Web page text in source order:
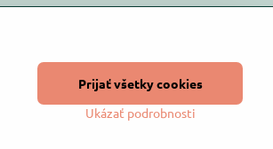
Ukázať podrobnosti
Prijať všetky cookies